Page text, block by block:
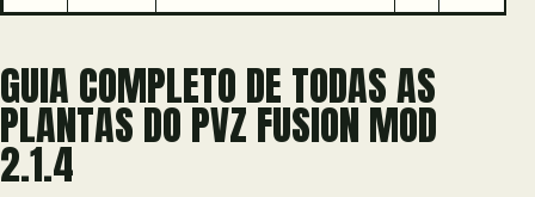
GUIA COMPLETO DE TODAS AS
PLANTAS DO PVZ FUSION MOD
2.1.4